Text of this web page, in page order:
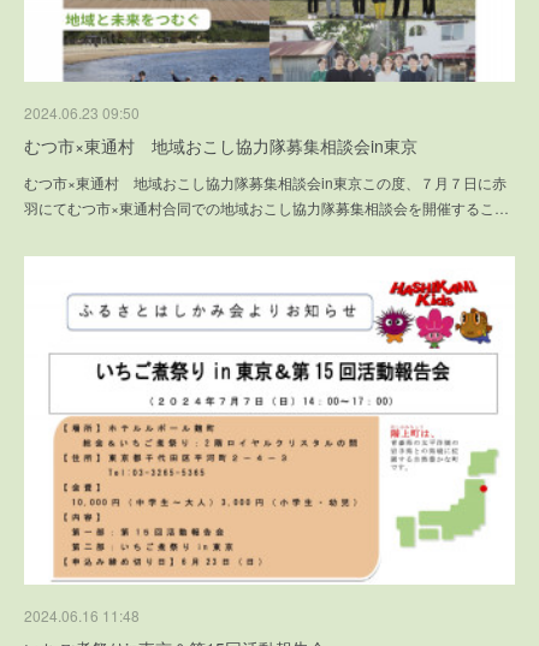
2024.06.23 09:50
むつ市×東通村 地域おこし協力隊募集相談会in東京
むつ市×東通村 地域おこし協力隊募集相談会in東京この度、７月７日に赤
羽にてむつ市×東通村合同での地域おこし協力隊募集相談会を開催するこ…
2024.06.16 11:48